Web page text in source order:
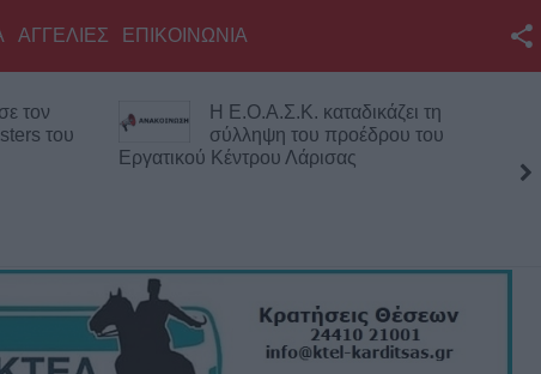
Twitter
YouTube
RSS
Επικοινωνία με το
KarditsaLive.Net
ΑΓΓΕΛΙΕΣ ΕΠΙΚΟΙΝΩΝΙΑ
Η Ε.Ο.Α.Σ.Κ. καταδικάζει τη
σύλληψη του προέδρου του
Εργατικού Κέντρου Λάρισας